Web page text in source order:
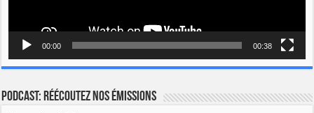
00:00 00:38
Podcast: Réécoutez nos émissions